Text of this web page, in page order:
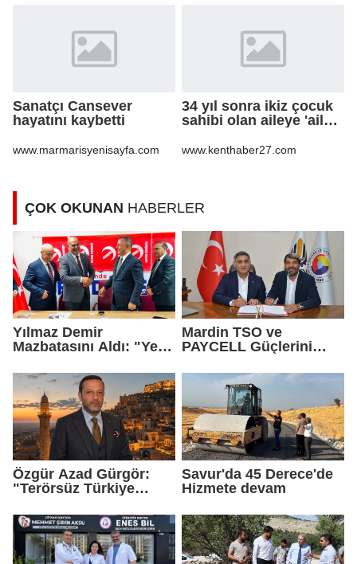
Sanatçı Cansever
hayatını kaybetti
www.marmarisyenisayfa.com
34 yıl sonra ikiz çocuk
sahibi olan aileye 'aile
www.kenthaber27.com
ÇOK OKUNAN HABERLER
Yılmaz Demir
Mazbatasını Aldı: "Yeni
Geldik"
Mardin TSO ve
PAYCELL Güçlerini
Özgür Azad Gürgör:
"Terörsüz Türkiye
Turizmi İçin Yeni Bir
Dönemin Başlangıcıdır"
Savur'da 45 Derece'de
Hizmete devam